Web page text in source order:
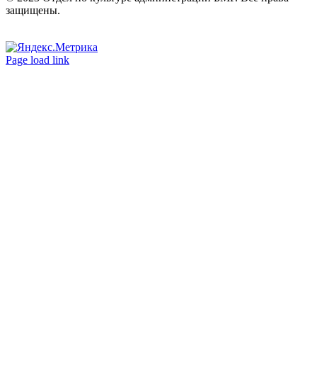
защищены.
Вконтакте
Одноклассники
Page load link